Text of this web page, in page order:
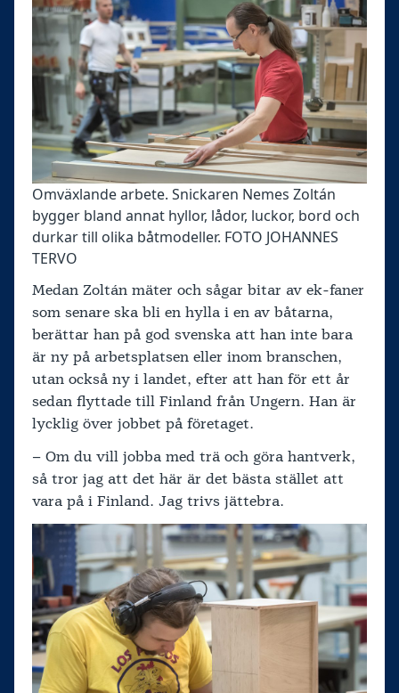
Omväxlande arbete. Snickaren Nemes Zoltán
bygger bland annat hyllor, lådor, luckor, bord och
durkar till olika båtmodeller. FOTO JOHANNES
TERVO
Medan Zoltán mäter och sågar bitar av ek-faner
som senare ska bli en hylla i en av båtarna,
berättar han på god svenska att han inte bara
är ny på arbetsplatsen eller inom branschen,
utan också ny i landet, efter att han för ett år
sedan flyttade till Finland från Ungern. Han är
lycklig över jobbet på företaget.
– Om du vill jobba med trä och göra hantverk,
så tror jag att det här är det bästa stället att
vara på i Finland. Jag trivs jättebra.